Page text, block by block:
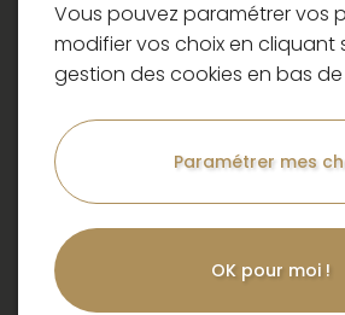
Une
approche
Vous pouvez paramétrer vos
modifier vos choix en cliquant
gestion des cookies en bas
Paramétrer mes
OK pour moi !